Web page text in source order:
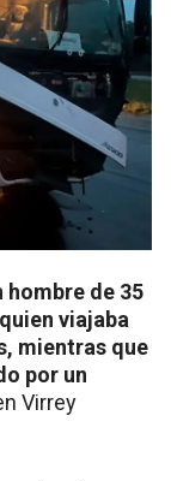
hombre de 35
viajaba
mientras que
por un
Virrey